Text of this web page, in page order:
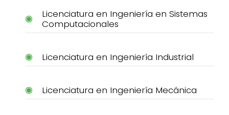
Licenciatura en Ingeniería en Sistemas
Computacionales
Licenciatura en Ingeniería Industrial
Licenciatura en Ingeniería Mecánica